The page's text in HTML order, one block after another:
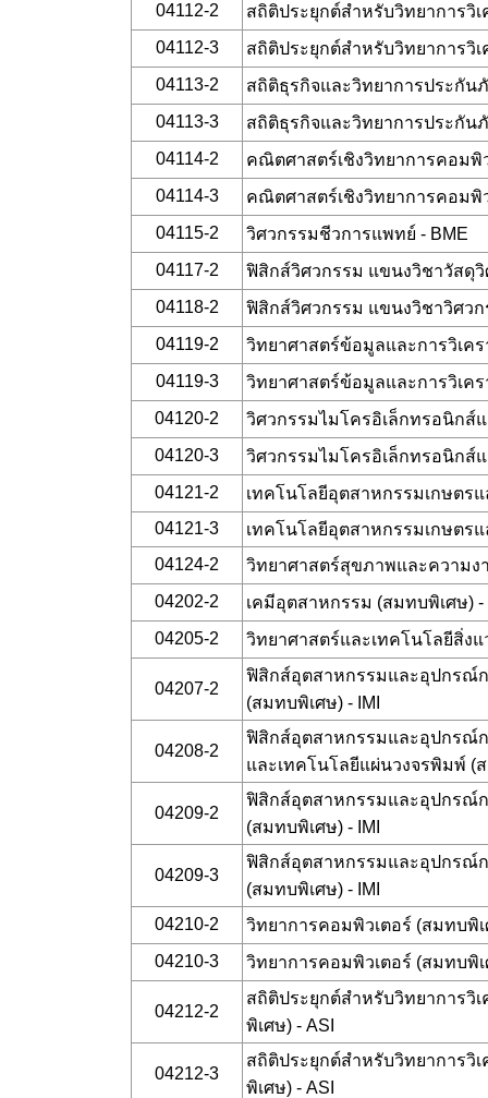
04112-2
สถิติประยุกต์สำหรับวิทยาการวิ
04112-3
สถิติประยุกต์สำหรับวิทยาการวิ
04113-2
สถิติธุรกิจและวิทยาการประกัน
04113-3
สถิติธุรกิจและวิทยาการประกัน
04114-2
คณิตศาสตร์เชิงวิทยาการคอมพิ
04114-3
คณิตศาสตร์เชิงวิทยาการคอมพิ
04115-2
วิศวกรรมชีวการแพทย์ - BME
04117-2
ฟิสิกส์วิศวกรรม แขนงวิชาวัสดุวิ
04118-2
ฟิสิกส์วิศวกรรม แขนงวิชาวิศว
04119-2
วิทยาศาสตร์ข้อมูลและการวิเคร
04119-3
วิทยาศาสตร์ข้อมูลและการวิเคร
04120-2
วิศวกรรมไมโครอิเล็กทรอนิกส์
04120-3
วิศวกรรมไมโครอิเล็กทรอนิกส์
04121-2
เทคโนโลยีอุตสาหกรรมเกษตร
04121-3
เทคโนโลยีอุตสาหกรรมเกษตร
04124-2
วิทยาศาสตร์สุขภาพและความง
04202-2
เคมีอุตสาหกรรม (สมทบพิเศษ) -
04205-2
วิทยาศาสตร์และเทคโนโลยีสิ่ง
04207-2
ฟิสิกส์อุตสาหกรรมและอุปกรณ์
(สมทบพิเศษ) - IMI
04208-2
ฟิสิกส์อุตสาหกรรมและอุปกรณ์
และเทคโนโลยีแผ่นวงจรพิมพ์ (ส
04209-2
ฟิสิกส์อุตสาหกรรมและอุปกรณ์
(สมทบพิเศษ) - IMI
04209-3
ฟิสิกส์อุตสาหกรรมและอุปกรณ์
(สมทบพิเศษ) - IMI
04210-2
วิทยาการคอมพิวเตอร์ (สมทบพิเ
04210-3
วิทยาการคอมพิวเตอร์ (สมทบพิเ
04212-2
สถิติประยุกต์สำหรับวิทยาการวิ
พิเศษ) - ASI
04212-3
สถิติประยุกต์สำหรับวิทยาการวิ
พิเศษ) - ASI